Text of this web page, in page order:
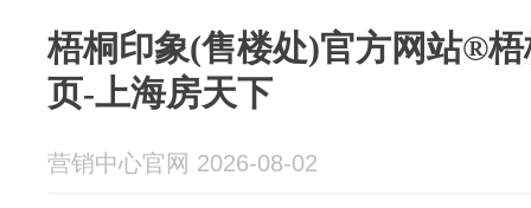
梧桐印象(售楼处)官方网站®梧
页-上海房天下
营销中心官网 2026-08-02